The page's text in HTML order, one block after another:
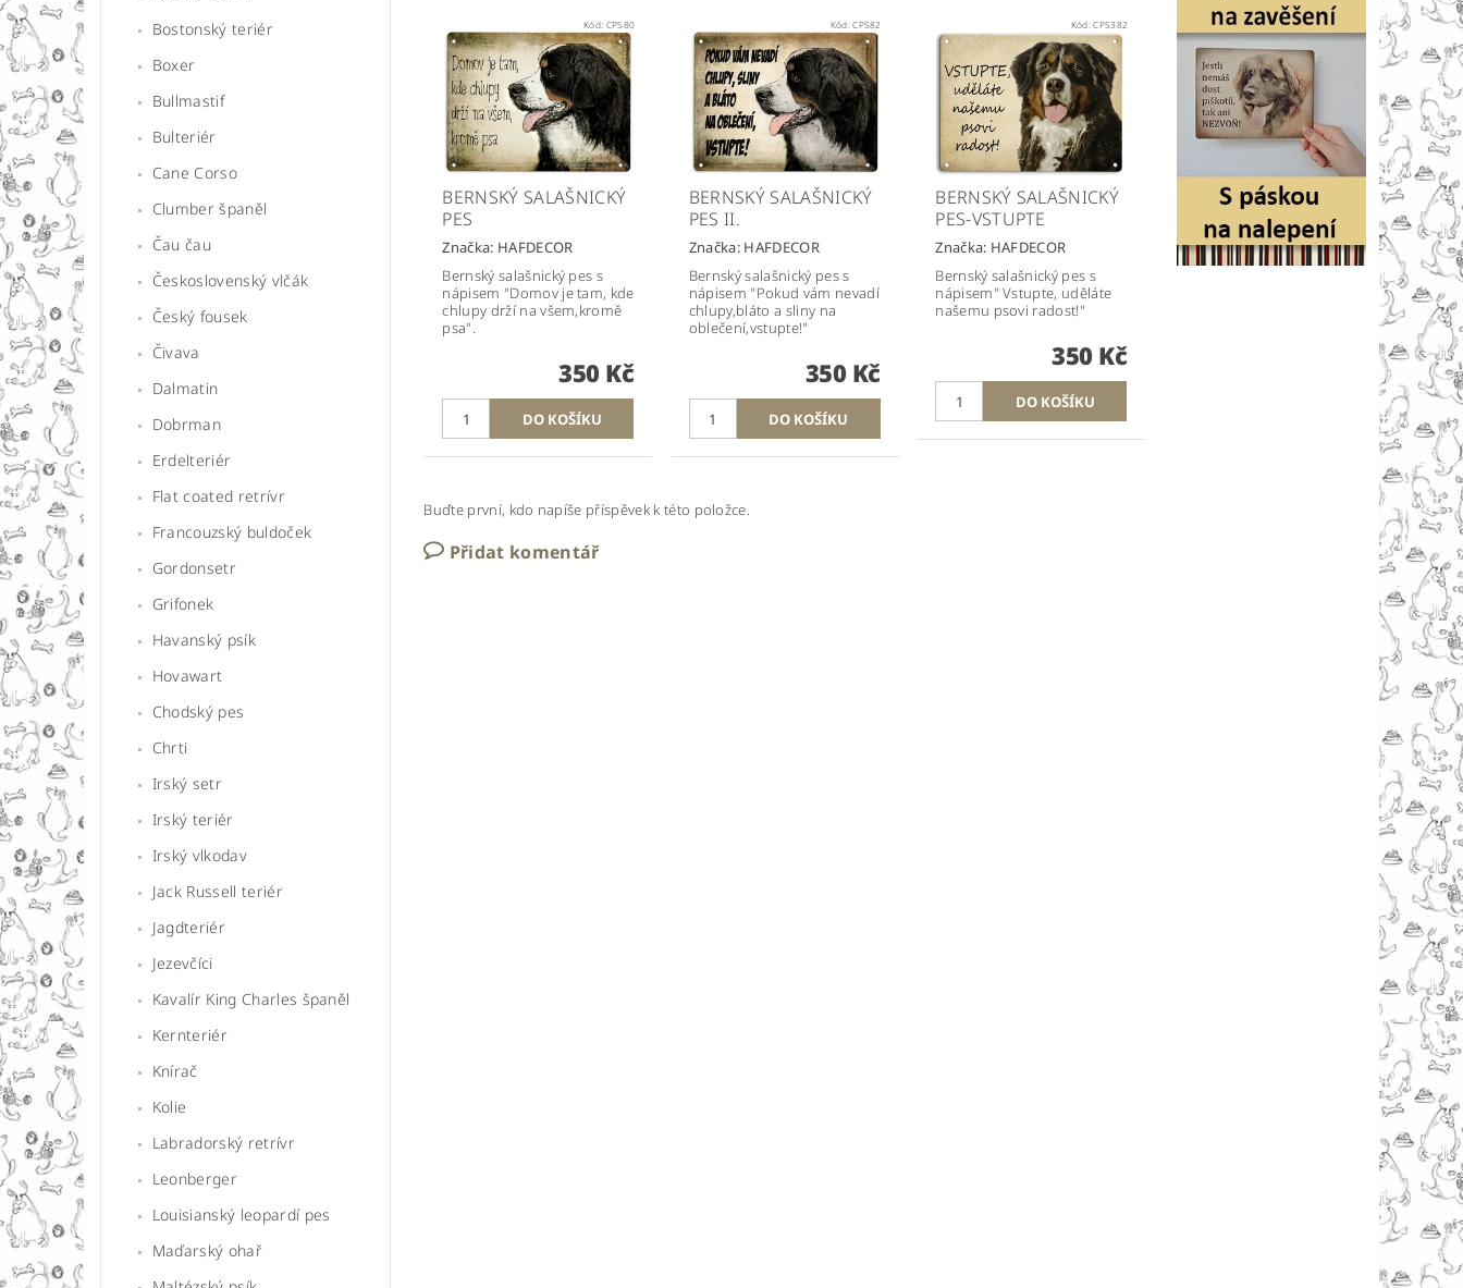
Bostonský teriér
Boxer
Bullmastif
Bulteriér
Cane Corso
Clumber španěl
Čau čau
Československý vlčák
Český fousek
Čivava
Dalmatin
Dobrman
Erdelteriér
Flat coated retrívr
Francouzský buldoček
Gordonsetr
Grifonek
Havanský psík
Hovawart
Chodský pes
Chrti
Irský setr
Irský teriér
Irský vlkodav
Jack Russell teriér
Jagdteriér
Jezevčíci
Kavalír King Charles španěl
Kernteriér
Knírač
Kolie
Labradorský retrívr
Leonberger
Louisianský leopardí pes
Maďarský ohař
Kód: CPS80
BERNSKÝ SALAŠNICKÝ
PES
Značka: HAFDECOR
Bernský salašnický pes s
nápisem "Domov je tam, kde
chlupy drží na všem,kromě
psa".
350 Kč
Kód:CPS82
BERNSKÝ SALAŠNICKÝ
PES II.
Značka: HAFDECOR
Bernský salašnický pes s
nápisem "Pokud vám nevadí
chlupy,bláto a sliny na
oblečení,vstupte!"
350 Kč
Kód:CPS382
BERNSKÝ SALAŠNICKÝ
PES-VSTUPTE
Značka: HAFDECOR
Bernský salašnický pes s
nápisem" Vstupte, uděláte
našemu psovi radost!"
350 Kč
Buďte první, kdo napíše příspěvek k této položce.
Přidat komentář